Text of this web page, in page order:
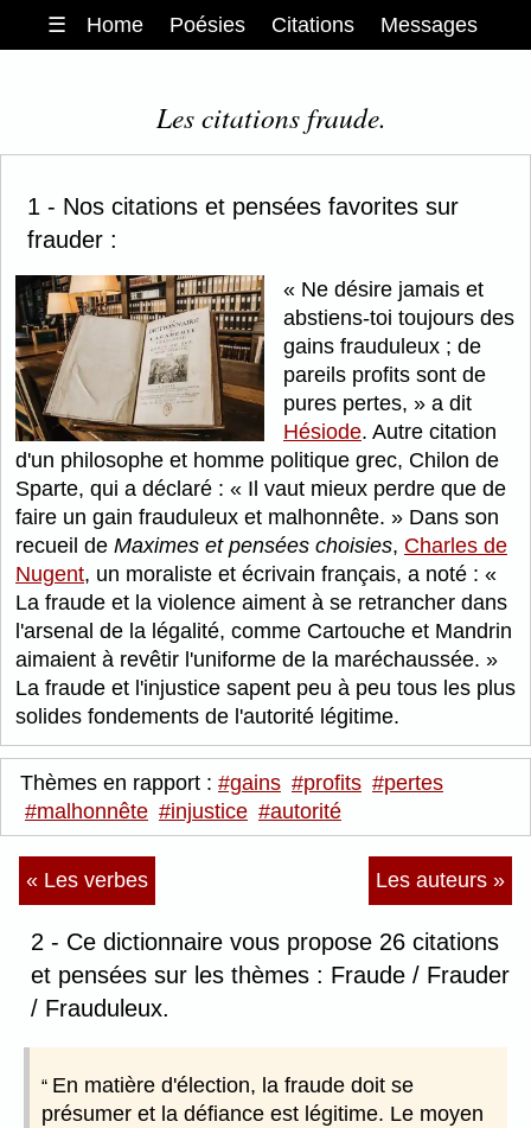
☰ Home Poésies Citations Messages
Les citations fraude.
1 - Nos citations et pensées favorites sur
frauder :
Ne désire jamais et
abstiens-toi toujours des
gains frauduleux ; de
pareils profits sont de
pures pertes,
a dit
Hésiode. Autre citation
d'un philosophe et homme politique grec, Chilon de
Sparte, qui a déclaré :
Il vaut mieux perdre que de
faire un gain frauduleux et malhonnête.
Dans son
recueil de Maximes et pensées choisies, Charles de
Nugent, un moraliste et écrivain français, a noté :
La fraude et la violence aiment à se retrancher dans
l'arsenal de la légalité, comme Cartouche et Mandrin
aimaient à revêtir l'uniforme de la maréchaussée.
La fraude et l'injustice sapent peu à peu tous les plus
solides fondements de l'autorité légitime.
Thèmes en rapport : #gains #profits #pertes
#malhonnête #injustice #autorité
« Les verbes Les auteurs »
2 - Ce dictionnaire vous propose 26 citations
et pensées sur les thèmes : Fraude / Frauder
/ Frauduleux.
En matière d'élection, la fraude doit se
présumer et la défiance est légitime. Le moyen